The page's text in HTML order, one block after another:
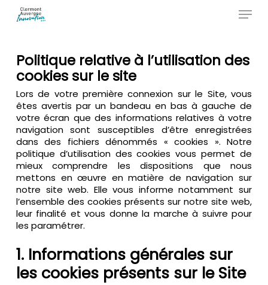
Menu
Politique relative à l’utilisation des
cookies sur le site
Lors de votre première connexion sur le Site, vous
êtes avertis par un bandeau en bas à gauche de
votre écran que des informations relatives à votre
navigation sont susceptibles d’être enregistrées
dans des fichiers dénommés « cookies ». Notre
politique d’utilisation des cookies vous permet de
mieux comprendre les dispositions que nous
mettons en œuvre en matière de navigation sur
notre site web. Elle vous informe notamment sur
l’ensemble des cookies présents sur notre site web,
leur finalité et vous donne la marche à suivre pour
les paramétrer.
1. Informations générales sur
les cookies présents sur le Site